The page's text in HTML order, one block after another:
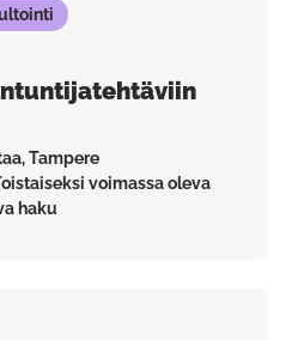
Tampere
voimassa oleva
haku